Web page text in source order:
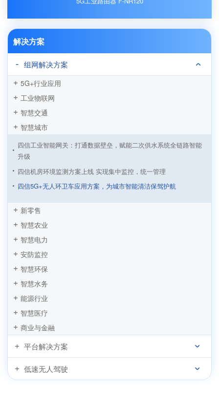
解决方案
组网解决方案
5G+行业应用
工业物联网
智慧交通
智慧城市
四信工业智能网关：打通数据壁垒，赋能二次供水系统全链路智能
升级
四信机房环境监测方案上线 实现集中监控，统一管理
四信5G+无人环卫车应用方案，为城市智能清洁保驾护航
四信传感云智慧公厕综合解决方案，实现公厕精细化管理
四信传感云 | 办公环境监测与智能控制软硬件全套解决方案
四信机房环境监测与安全预警解决方案
四信智能充电桩解决方案，实现新能源汽车出行无忧
智慧旅游之IPC智慧景区视频监控方案
新零售
智慧农业
智慧电力
安防监控
智慧环保
智慧水务
能源行业
智慧医疗
商业与金融
平台解决方案
低速无人驾驶